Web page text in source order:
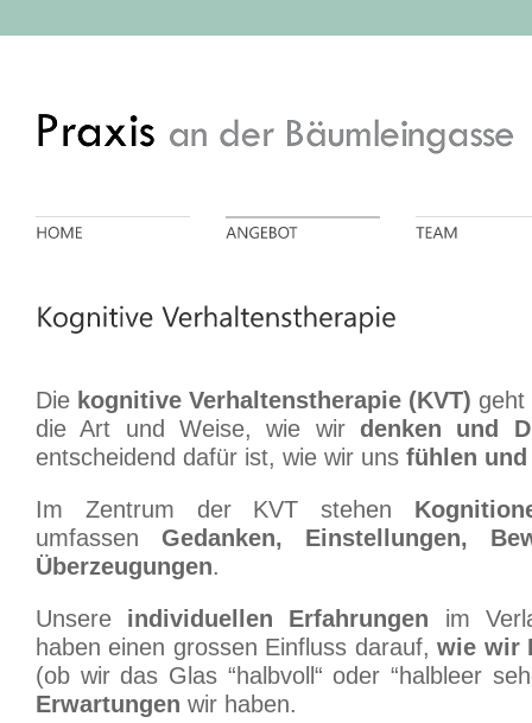
Die kognitive Verhaltenstherapie (KVT) geht
die Art und Weise, wie wir denken und
entscheidend dafür ist, wie wir uns fühlen
Im Zentrum der KVT stehen
umfassen Gedanken, Einstellungen,
Überzeugungen.
Unsere individuellen Erfahrungen im
haben einen grossen Einfluss darauf,wie wir
(ob wir das Glas “halbvoll“ oder “halbleer
Erwartungen wir haben.